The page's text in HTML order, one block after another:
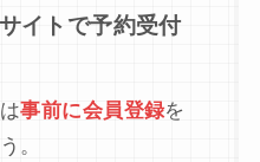
イトで予約受付
事前に会員登録を
。